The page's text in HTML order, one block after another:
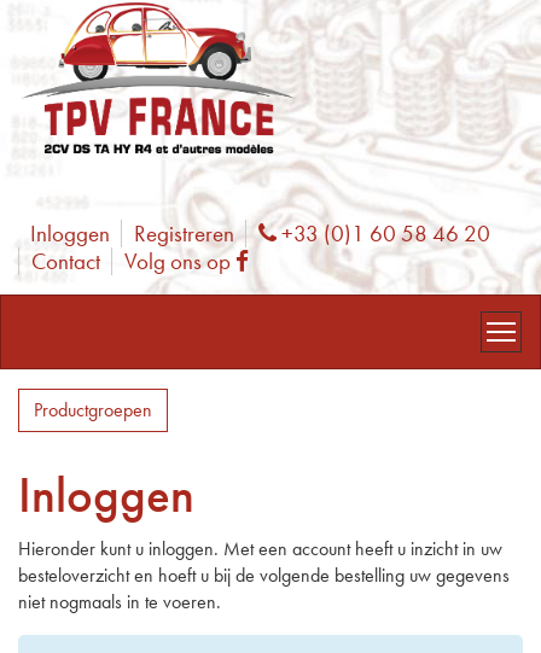
Inloggen Registreren Phone
+33 (0)1 60 58 46 20
Contact
Volg ons op Facebook
Productgroepen
Inloggen
Hieronder kunt u inloggen. Met een account heeft u inzicht in uw
besteloverzicht en hoeft u bij de volgende bestelling uw gegevens
niet nogmaals in te voeren.